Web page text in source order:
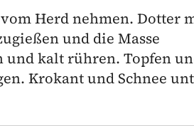
Herd nehmen. Dotter
und die Masse
und kalt rühren. Topfen
Krokant und Schnee